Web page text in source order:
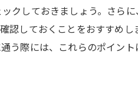
クしておきましょう。さら
認しておくことをおすすめし
う際には、これらのポイン